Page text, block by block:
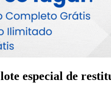
especial de